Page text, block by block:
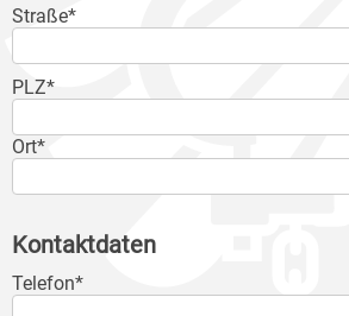
Straße*
PLZ*
Ort*
Kontaktdaten
Telefon*